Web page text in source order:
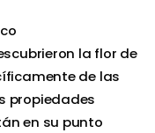
la flor de
de las
propiedades
en su punto